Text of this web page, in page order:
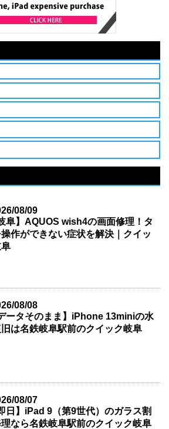
08/09
阜】AQUOS wish4の画面修理！タ
操作ができない症状を解決｜クイッ
08/08
ータそのまま】iPhone 13miniの水
は名鉄岐阜駅前のクイック岐阜
08/07
日】iPad 9（第9世代）のガラス割
なら名鉄岐阜駅前のクイック岐阜